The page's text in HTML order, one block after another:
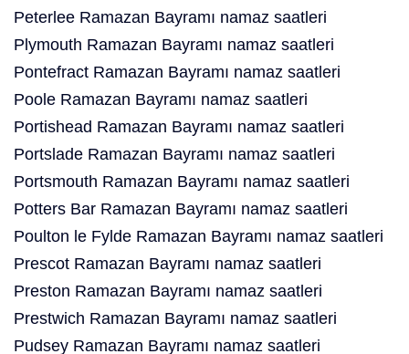
Peterlee Ramazan Bayramı namaz saatleri
Plymouth Ramazan Bayramı namaz saatleri
Pontefract Ramazan Bayramı namaz saatleri
Poole Ramazan Bayramı namaz saatleri
Portishead Ramazan Bayramı namaz saatleri
Portslade Ramazan Bayramı namaz saatleri
Portsmouth Ramazan Bayramı namaz saatleri
Potters Bar Ramazan Bayramı namaz saatleri
Poulton le Fylde Ramazan Bayramı namaz saatleri
Prescot Ramazan Bayramı namaz saatleri
Preston Ramazan Bayramı namaz saatleri
Prestwich Ramazan Bayramı namaz saatleri
Pudsey Ramazan Bayramı namaz saatleri